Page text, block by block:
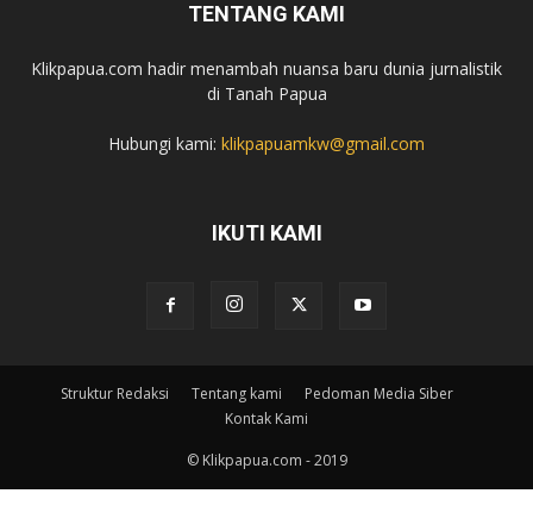
TENTANG KAMI
Klikpapua.com hadir menambah nuansa baru dunia jurnalistik
di Tanah Papua
Hubungi kami: klikpapuamkw@gmail.com
IKUTI KAMI
Struktur Redaksi Tentang kami
Pedoman Media Siber
Kontak Kami
© Klikpapua.com - 2019